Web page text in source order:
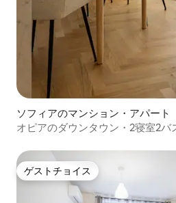
ソフィアのマンション・アパート
オピアのダウンタウン・2寝室2バ
ゲストチョイス
ゲストチョイス